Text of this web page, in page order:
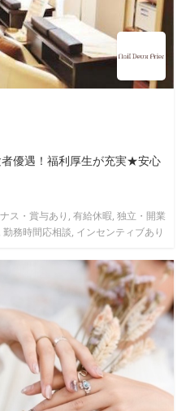
優遇！福利厚生が充実★安心
ス・賞与あり, 有給休暇, 独立・開業
務時間応相談, インセンティブあり